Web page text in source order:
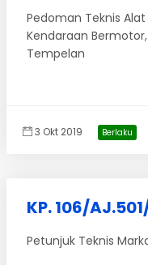
Pedoman Teknis
Kendaraan
Tempelan
3 Okt 2019 Berlaku
KP. 106/
Petunjuk Teknis